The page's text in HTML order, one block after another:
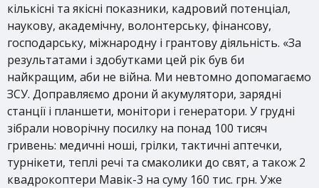
кількісні та якісні показники, кадровий потенціал,
наукову, академічну, волонтерську, фінансову,
господарську, міжнародну і грантову діяльність. «За
результатами і здобутками цей рік був би
найкращим, аби не війна. Ми невтомно допомагаємо
ЗСУ. Доправляємо дрони й акумулятори, зарядні
станції і планшети, монітори і генератори. У грудні
зібрали новорічну посилку на понад 100 тисяч
гривень: медичні ноші, грілки, тактичні аптечки,
турнікети, теплі речі та смаколики до свят, а також 2
квадрокоптери Мавік-3 на суму 160 тис. грн. Уже